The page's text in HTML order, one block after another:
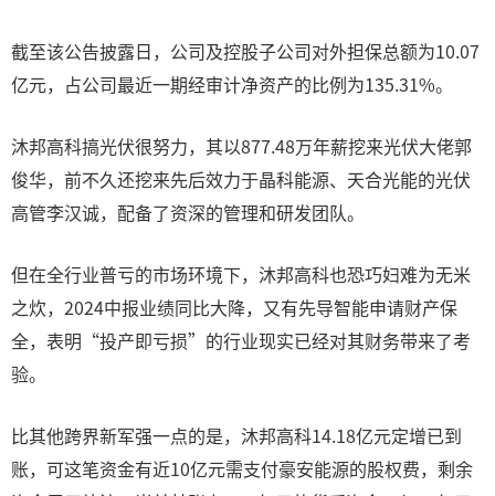
截至该公告披露日，公司及控股子公司对外担保总额为10.07
亿元，占公司最近一期经审计净资产的比例为135.31%。
沐邦高科搞光伏很努力，其以877.48万年薪挖来光伏大佬郭
俊华，前不久还挖来先后效力于晶科能源、天合光能的光伏
高管李汉诚，配备了资深的管理和研发团队。
但在全行业普亏的市场环境下，沐邦高科也恐巧妇难为无米
之炊，2024中报业绩同比大降，又有先导智能申请财产保
全，表明“投产即亏损”的行业现实已经对其财务带来了考
验。
比其他跨界新军强一点的是，沐邦高科14.18亿元定增已到
账，可这笔资金有近10亿元需支付豪安能源的股权费，剩余